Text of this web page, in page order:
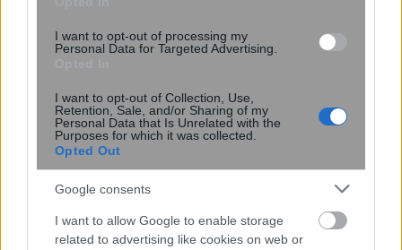
I want to opt-out of processing my
Personal Data for Targeted Advertising.
I want to opt-out of Collection, Use,
Retention, Sale, and/or Sharing of my
Personal Data that Is Unrelated with the
Purposes for which it was collected.
Opted Out
Google consents
I want to allow Google to enable storage
related to advertising like cookies on web or
πλήρη νομιμότητα και διαφάνεια